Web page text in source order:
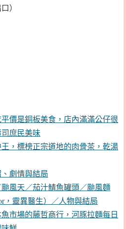
）
價是銅板美食，店內滿滿公仔很
庶民美味
，標榜正宗道地的肉骨茶，乾湯
劇情與結局
風天／茄汁鯖魚罐頭／颱風麵
，靈異醫生）／人物與結局
市場的藤哲商行，河豚拉麵每日